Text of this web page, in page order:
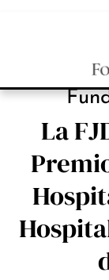
La